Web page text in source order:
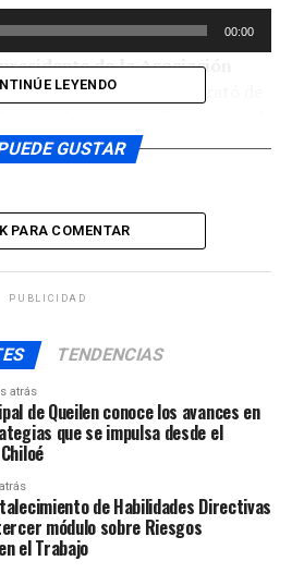
00:00
de la Asociación
Dalcahue, indicó que se trató de
ante el nivel central para
la derogación o cambio de la
de Chacao y las personas
luego de varias horas
viajes desde y hacia la isla
la primera nómina de vocales
LEYENDO
GUSTAR
PARA COMENTAR
PUBLICIDAD
TENDENCIAS
atrás
de Queilen conoce los avances en
que se impulsa desde el
de Habilidades Directivas
módulo sobre Riesgos
el Trabajo